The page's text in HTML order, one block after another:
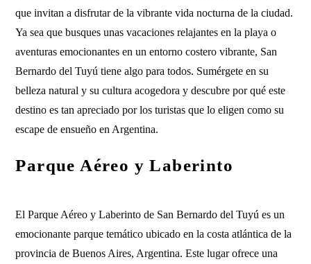
que invitan a disfrutar de la vibrante vida nocturna de la ciudad.
Ya sea que busques unas vacaciones relajantes en la playa o
aventuras emocionantes en un entorno costero vibrante, San
Bernardo del Tuyú tiene algo para todos. Sumérgete en su
belleza natural y su cultura acogedora y descubre por qué este
destino es tan apreciado por los turistas que lo eligen como su
escape de ensueño en Argentina.
Parque Aéreo y Laberinto
El Parque Aéreo y Laberinto de San Bernardo del Tuyú es un
emocionante parque temático ubicado en la costa atlántica de la
provincia de Buenos Aires, Argentina. Este lugar ofrece una